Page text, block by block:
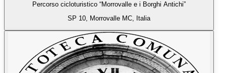
Percorso cicloturistico “Morrovalle e i Borghi Antichi”
SP 10, Morrovalle MC, Italia